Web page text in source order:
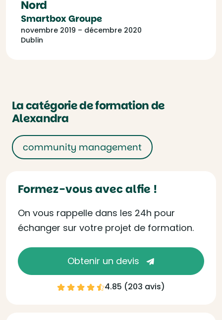
Nord
Smartbox Groupe
novembre 2019 – décembre 2020
Dublin
La catégorie de formation de
Alexandra
community management
Formez-vous avec alfie !
On vous rappelle dans les 24h pour
échanger sur votre projet de formation.
Obtenir un devis
4.85 (203 avis)